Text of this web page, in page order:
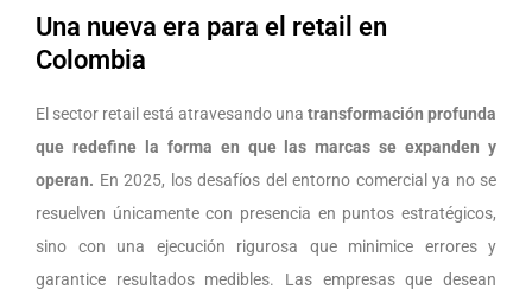
Una nueva era para el retail en
Colombia
El sector retail está atravesando una transformación profunda
que redefine la forma en que las marcas se expanden y
operan. En 2025, los desafíos del entorno comercial ya no se
resuelven únicamente con presencia en puntos estratégicos,
sino con una ejecución rigurosa que minimice errores y
garantice resultados medibles. Las empresas que desean